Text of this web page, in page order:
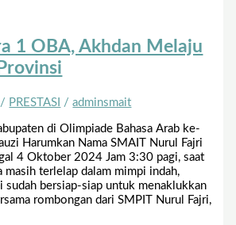
1 OBA, Akhdan Melaju
/ PRESTASI /adminsmait
di Olimpiade Bahasa Arab ke-
Harumkan Nama SMAIT Nurul Fajri
2024 Jam 3:30 pagi, saat
masih terlelap dalam mimpi indah,
sudah bersiap-siap untuk menaklukkan
rombongan dari SMPIT Nurul Fajri,